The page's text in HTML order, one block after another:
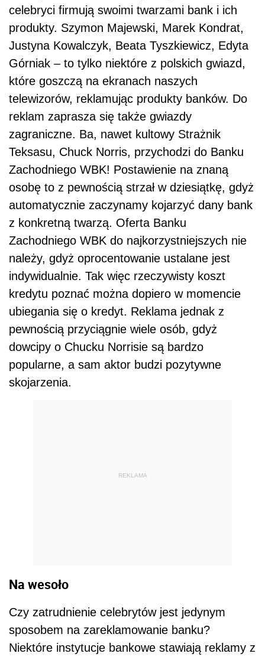
celebryci firmują swoimi twarzami bank i ich
produkty. Szymon Majewski, Marek Kondrat,
Justyna Kowalczyk, Beata Tyszkiewicz, Edyta
Górniak – to tylko niektóre z polskich gwiazd,
które goszczą na ekranach naszych
telewizorów, reklamując produkty banków. Do
reklam zaprasza się także gwiazdy
zagraniczne. Ba, nawet kultowy Strażnik
Teksasu, Chuck Norris, przychodzi do Banku
Zachodniego WBK! Postawienie na znaną
osobę to z pewnością strzał w dziesiątkę, gdyż
automatycznie zaczynamy kojarzyć dany bank
z konkretną twarzą. Oferta Banku
Zachodniego WBK do najkorzystniejszych nie
należy, gdyż oprocentowanie ustalane jest
indywidualnie. Tak więc rzeczywisty koszt
kredytu poznać można dopiero w momencie
ubiegania się o kredyt. Reklama jednak z
pewnością przyciągnie wiele osób, gdyż
dowcipy o Chucku Norrisie są bardzo
popularne, a sam aktor budzi pozytywne
skojarzenia.
REKLAMA
Na wesoło
Czy zatrudnienie celebrytów jest jedynym
sposobem na zareklamowanie banku?
Niektóre instytucje bankowe stawiają reklamy z